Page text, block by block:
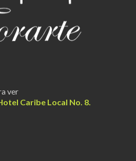
ver
Caribe Local No. 8.